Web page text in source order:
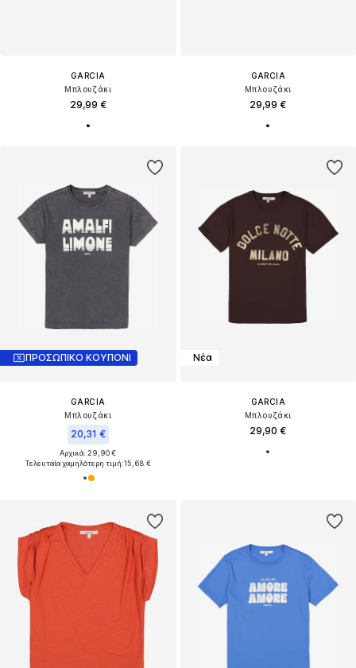
GARCIA
Μπλουζάκι
29,99 €
GARCIA
Μπλουζάκι
29,99 €
ΠΡΟΣΩΠΙΚΟ ΚΟΥΠΟΝΙ
GARCIA
Μπλουζάκι
20,31 €
Αρχικά: 29,90 €
Τελευταία χαμηλότερη τιμή:15,68 €
Νέα
GARCIA
Μπλουζάκι
29,90 €